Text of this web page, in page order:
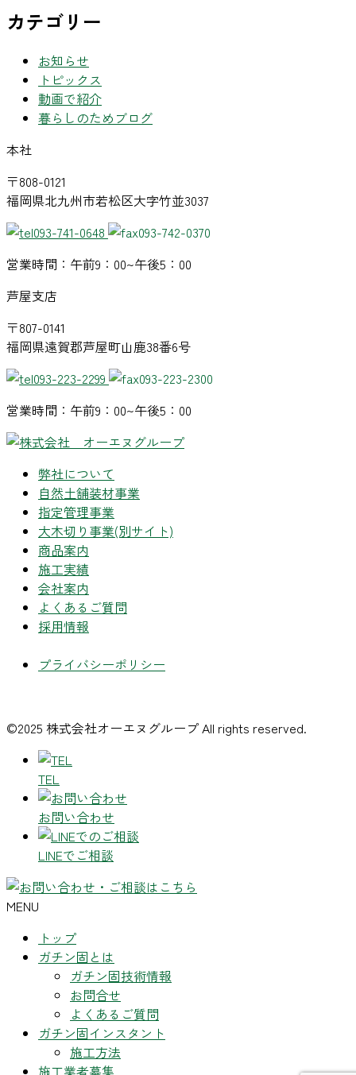
カテゴリー
お知らせ
トピックス
動画で紹介
暮らしのためブログ
本社
〒808-0121
福岡県北九州市若松区大字竹並3037
093-741-0648
093-742-0370
営業時間：午前9：00~午後5：00
芦屋支店
〒807-0141
福岡県遠賀郡芦屋町山鹿38番6号
093-223-2299
093-223-2300
営業時間：午前9：00~午後5：00
弊社について
自然土舗装材事業
指定管理事業
大木切り事業(別サイト)
商品案内
施工実績
会社案内
よくあるご質問
採用情報
プライバシーポリシー
©2025 株式会社オーエヌグループ All rights reserved.
TEL
お問い合わせ
LINEでご相談
MENU
トップ
ガチン固とは
ガチン固技術情報
お問合せ
よくあるご質問
ガチン固インスタント
施工方法
施工業者募集